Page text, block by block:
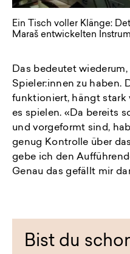
Ein Tisch voller Klänge:
Maraš entwickelten
Das bedeutet
Spieler:innen zu haben.
funktioniert, hängt stark
es spielen. «Da bereits
und vorgeformt sind,
genug Kontrolle über
gebe ich den
Genau das gefällt mir
Bist du